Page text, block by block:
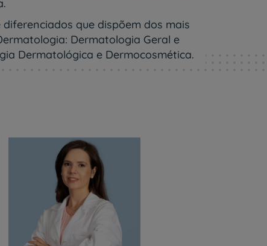
que dispõem dos mais
Dermatologia Geral e
Dermatológica e Dermocosmética.